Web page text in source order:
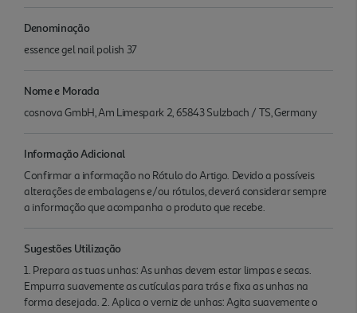
Denominação
essence gel nail polish 37
Nome e Morada
cosnova GmbH, Am Limespark 2, 65843 Sulzbach / TS, Germany
Informação Adicional
Confirmar a informação no Rótulo do Artigo. Devido a possíveis
alterações de embalagens e/ou rótulos, deverá considerar sempre
a informação que acompanha o produto que recebe.
Sugestões Utilização
1. Prepara as tuas unhas: As unhas devem estar limpas e secas.
Empurra suavemente as cutículas para trás e fixa as unhas na
forma desejada. 2. Aplica o verniz de unhas: Agita suavemente o